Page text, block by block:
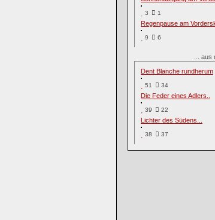
3 1
Regenpause am
9 6
...
Dent Blanche rundherum
51 34
Die Feder eines Adlers..
39 22
Lichter des Südens...
38 37